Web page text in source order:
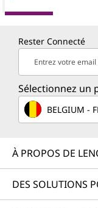
Rester Connecté
Entrez votre email
Sélectionnez un
BELGIUM -
À PROPOS DE
DES SOLUTIONS